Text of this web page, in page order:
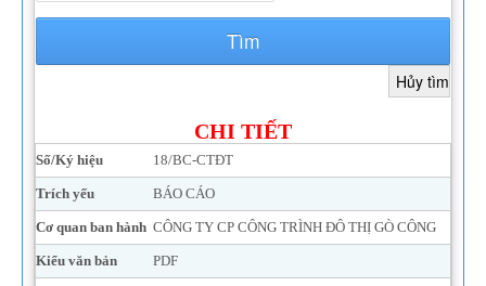
Tìm
CHI TIẾT
Số/Ký hiệu 18/BC-CTĐT
Trích yếu BÁO CÁO
Cơ quan ban hành CÔNG TY CP CÔNG TRÌNH ĐÔ THỊ GÒ CÔNG
Kiểu văn bản PDF